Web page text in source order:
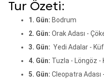
Tur Özeti:
1. Gün: Bodrum
2. Gün: Orak Adası -
3. Gün: Yedi Adalar -
4. Gün: Tuzla - Löngöz -
5. Gün: Cleopatra Adası